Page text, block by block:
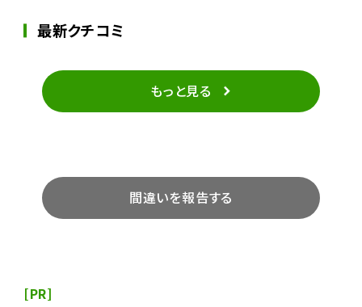
最新クチコミ
もっと見る
間違いを報告する
[PR]